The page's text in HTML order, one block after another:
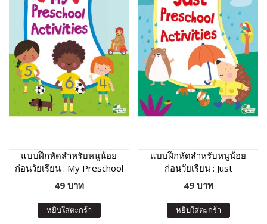
แบบฝึกหัดสำหรับหนูน้อย
ก่อนวัยเรียน : My Preschool
Activities
49 บาท
หยิบใส่ตะกร้า
แบบฝึกหัดสำหรับหนูน้อย
ก่อนวัยเรียน : Just
Preschool Activities
49 บาท
หยิบใส่ตะกร้า